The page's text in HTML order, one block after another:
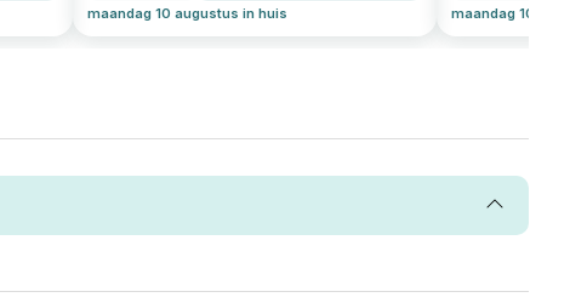
maandag 10 augustus in huis maandag 10